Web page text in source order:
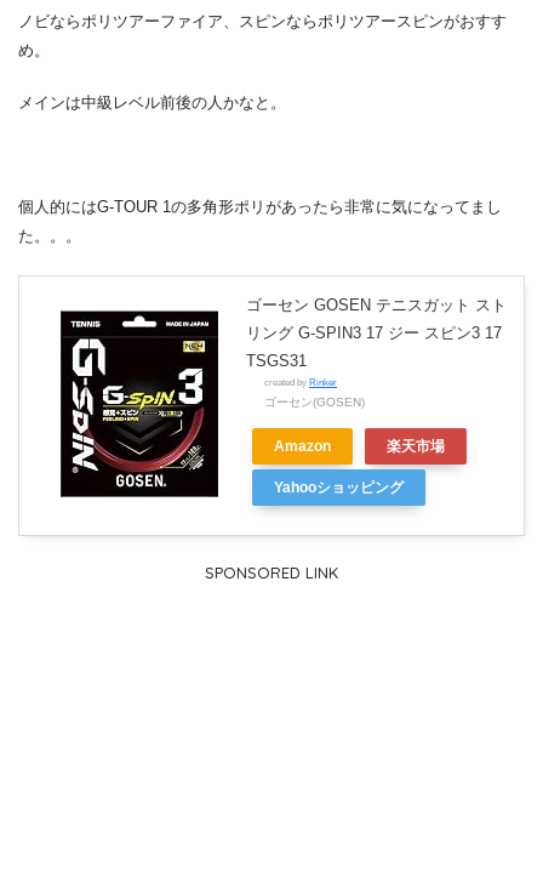
ノビならポリツアーファイア、スピンならポリツアースピンがおすす
め。
メインは中級レベル前後の人かなと。
個人的にはG-TOUR 1の多角形ポリがあったら非常に気になってまし
た。。。
ゴーセン GOSEN テニスガット スト
リング G-SPIN3 17 ジー スピン3 17
TSGS31
created by Rinker
ゴーセン(GOSEN)
Amazon 楽天市場
Yahooショッピング
SPONSORED LINK